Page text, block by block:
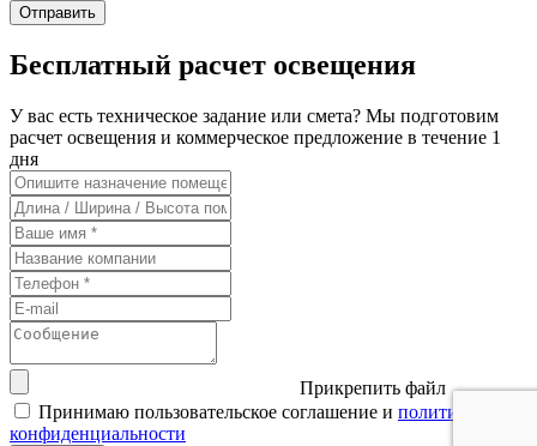
Бесплатный расчет освещения
У вас есть техническое задание или смета? Мы подготовим
расчет освещения и коммерческое предложение в течение 1
дня
Прикрепить файл
Принимаю пользовательское соглашение и политику
конфиденциальности